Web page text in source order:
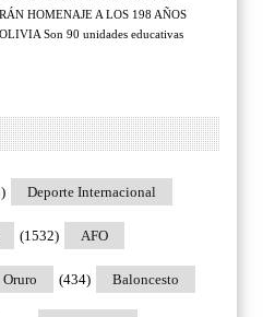
HOMENAJE A LOS 198 AÑOS
Son 90 unidades educativas
Deporte Internacional
AFO
(1532)
Oruro Baloncesto
(434)